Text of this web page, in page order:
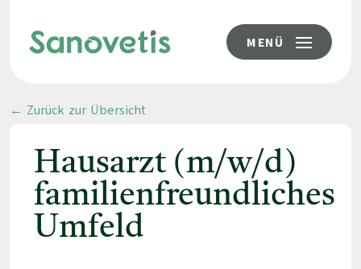
MENÜ
← Zurück zur Übersicht
Hausarzt (m/w/d)
familienfreundliches
Umfeld